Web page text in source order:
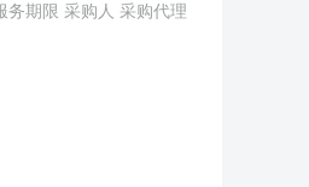
务期限 采购人 采购代理